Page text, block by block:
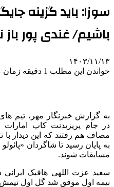
سوزا: باید گزینه
باشیم/ غندی پور
۱۴۰۳/۱۱/۱۳
خواندن این مطلب 1 دقیقه زمان میبرد
به گزارش خبرنگار مهر، تیم
به پایان رسید تا شاگردان
مسابقات شوند.
سعید عزت اللهی هافبک
نیمه اول موفق شد گل اول تیمش